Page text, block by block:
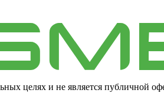
целях и не является публичной